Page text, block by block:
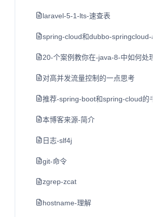
laravel-5-1-lts-速查表
spring-cloud和dubbo-springcloud-
20-个案例教你在-java-8-中如何处理
对高并发流量控制的一点思考
推荐-spring-boot和spring-cloud的书
本博客来源-简介
日志-slf4j
git-命令
zgrep-zcat
hostname-理解